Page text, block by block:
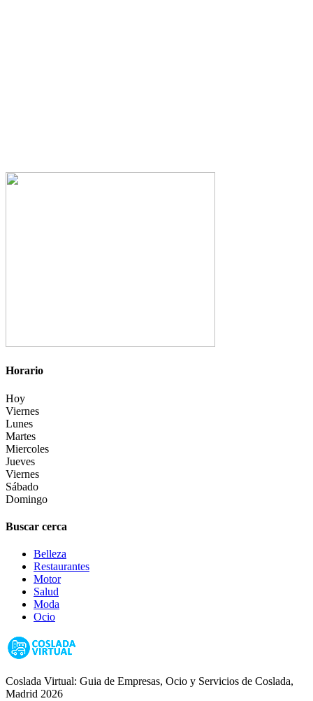
Horario
Hoy
Viernes
Lunes
Martes
Miercoles
Jueves
Viernes
Sábado
Domingo
Buscar cerca
Belleza
Restaurantes
Motor
Salud
Moda
Ocio
Coslada Virtual: Guia de Empresas, Ocio y Servicios de Coslada,
Madrid 2026